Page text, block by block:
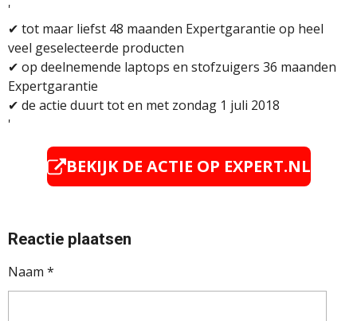
'
✔ tot maar liefst 48 maanden Expertgarantie op heel
veel geselecteerde producten
✔ op deelnemende laptops en stofzuigers 36 maanden
Expertgarantie
✔ de actie duurttot en met zondag 1 juli 2018
'
BEKIJK DE ACTIE OP EXPERT.NL
Reactie plaatsen
Naam *